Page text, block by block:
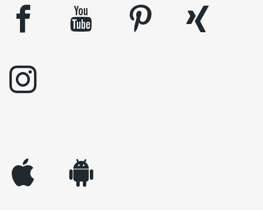
facebook youtube pinterest
xing
instagram
appleinc android